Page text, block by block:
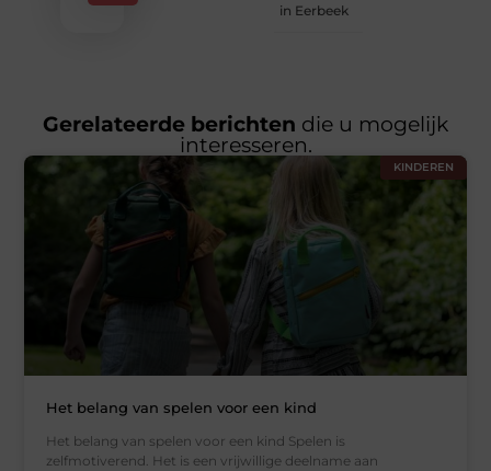
in Eerbeek
Gerelateerde berichten die u mogelijk
interesseren.
KINDEREN
Het belang van spelen voor een kind
Het belang van spelen voor een kind Spelen is
zelfmotiverend. Het is een vrijwillige deelname aan